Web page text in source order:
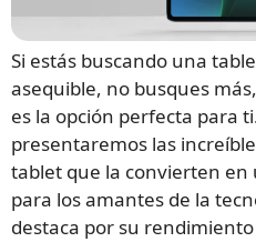
Si estás buscando una
asequible, no busques
es la opción perfecta para
presentaremos las
tablet que la convierten en
para los amantes de la
destaca por su